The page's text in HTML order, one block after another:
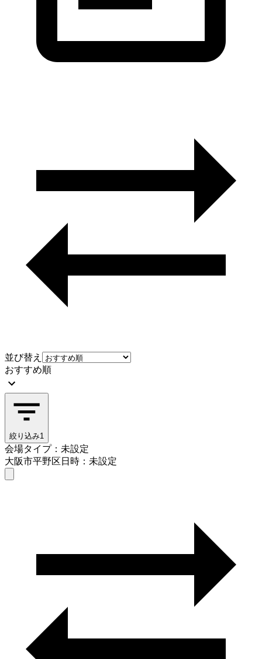
並び替え
おすすめ順
絞り込み1
会場タイプ：未設定
大阪市平野区日時：未設定